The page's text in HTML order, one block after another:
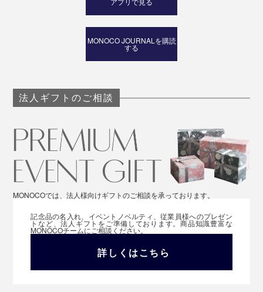
MONOCO JOURNALを購読
する
法人ギフトのご相談
MONOCOでは、法人様向けギフトのご相談を承っております。
記念品の名入れ、イベントノベルティ、従業員様へのプレゼン
トなど、法人ギフトをご準備しております。商品知識豊富な
MONOCOチームにご相談ください。
詳しくはこちら